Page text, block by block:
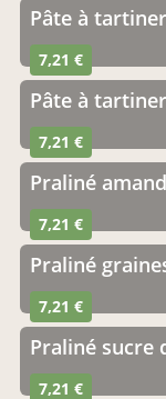
Pâte à
7,21 €
Pâte à
7,21 €
Praliné
7,21 €
Praliné
7,21 €
Praliné
7,21 €